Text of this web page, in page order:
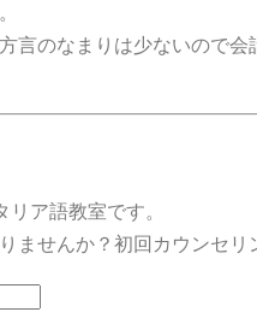
言のなまりは少ないので
リア語教室です。
ませんか？初回カウンセリ